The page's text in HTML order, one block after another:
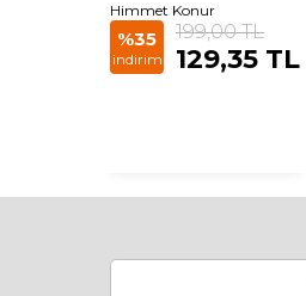
Himmet Konur
%35
indirim
199,00 TL
129,35 TL